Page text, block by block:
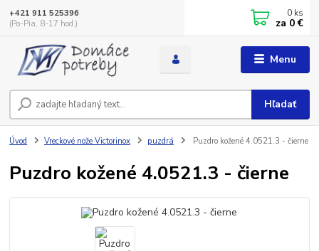
Menu
Hľadať
+421 911 525396
(Po-Pia, 8-17 hod.)
0 ks
za 0 €
Úvod Vreckové nože Victorinox puzdrá Puzdro kožené 4.0521.3 - čierne
Puzdro kožené 4.0521.3 - čierne